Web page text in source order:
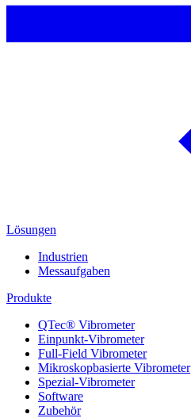
Lösungen
Industrien
Messaufgaben
Produkte
QTec® Vibrometer
Einpunkt-Vibrometer
Full-Field Vibrometer
Mikroskopbasierte Vibrometer
Spezial-Vibrometer
Software
Zubehör